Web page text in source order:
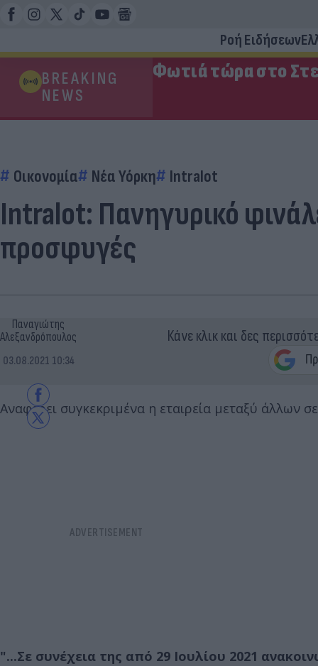
Ροή Ειδήσεων
BREAKING
NEWS
Φωτιά τώρα στο
Οικονομία Νέα Υόρκη Intralot
Intralot: Πανηγυρικό
προσφυγές
Παναγιώτης
Αλεξανδρόπουλος
03.08.2021 10:34
Κάνε κλικ και δες
Αναφέρει συγκεκριμένα η εταιρεία μεταξύ άλλων
"...Σε συνέχεια της από 29 Ιουλίου 2021